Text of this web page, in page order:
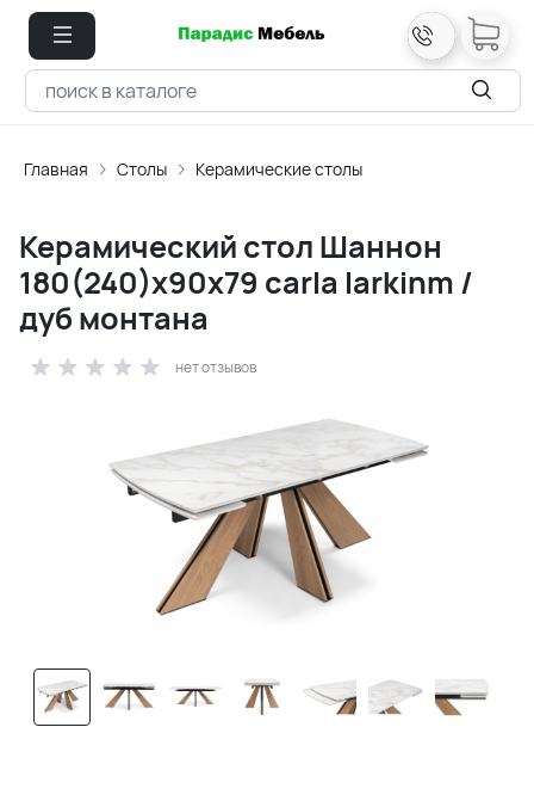
Главная Столы Керамические столы
Керамический стол Шаннон
180(240)х90х79 carla larkinm /
дуб монтана
нет отзывов